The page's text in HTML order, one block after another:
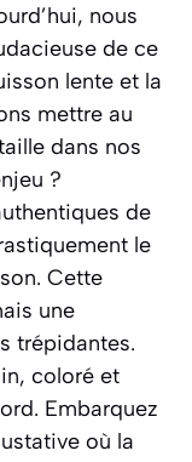
nous
de ce
lente et la
mettre au
dans nos
?
de
le
Cette
une
trépidantes.
coloré et
Embarquez
où la